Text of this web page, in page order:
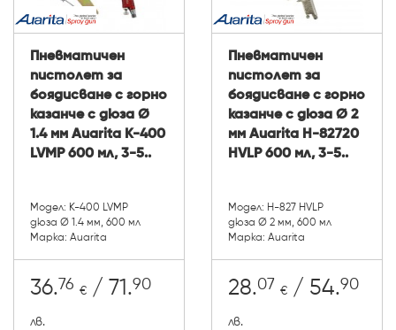
Пневматичен
пистолет за
боядисване с горно
казанче с дюза Ø
1.4 мм Auarita K-400
LVMP 600 мл, 3-5..
Модел: K-400 LVMP
дюза Ø 1.4 мм, 600 мл
Марка: Auarita
36.76 € / 71.90
лв.
Пневматичен
пистолет за
боядисване с горно
казанче с дюза Ø 2
мм Auarita H-82720
HVLP 600 мл, 3-5..
Модел: H-827 HVLP
дюза Ø 2 мм, 600 мл
Марка: Auarita
28.07 € / 54.90
лв.